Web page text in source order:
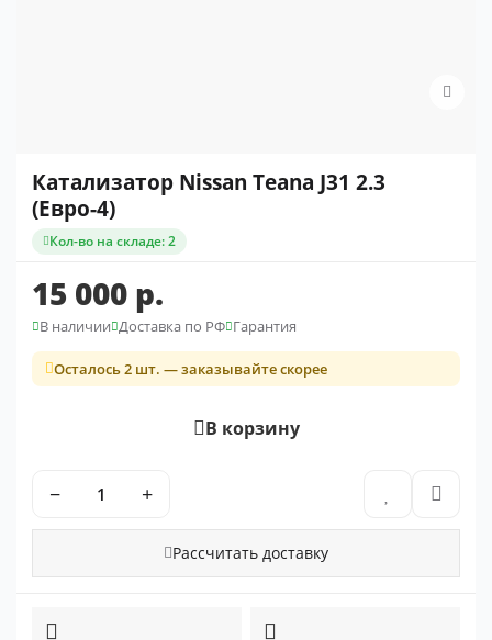
Катализатор Nissan Teana J31 2.3
(Евро-4)
Кол-во на складе: 2
15 000 р.
В наличии Доставка по РФ Гарантия
Осталось 2 шт. — заказывайте скорее
В корзину
− +
Рассчитать доставку